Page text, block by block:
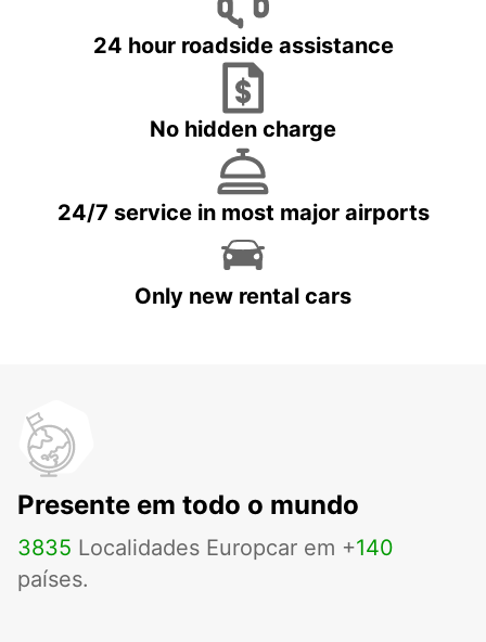
24 hour roadside assistance
No hidden charge
24/7 service in most major airports
Only new rental cars
Presente em todo o mundo
3835 Localidades Europcar em +140
países.